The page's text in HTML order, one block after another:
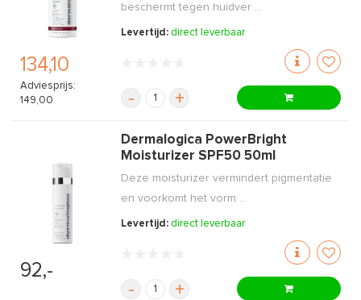
134,10
Adviesprijs:
149,00
beschermt tegen huidver ...
Levertijd: direct leverbaar
- +
92,-
Dermalogica PowerBright
Moisturizer SPF50 50ml
Deze moisturizer vermindert pigmentatie
en voorkomt het vorm ...
Levertijd: direct leverbaar
- +